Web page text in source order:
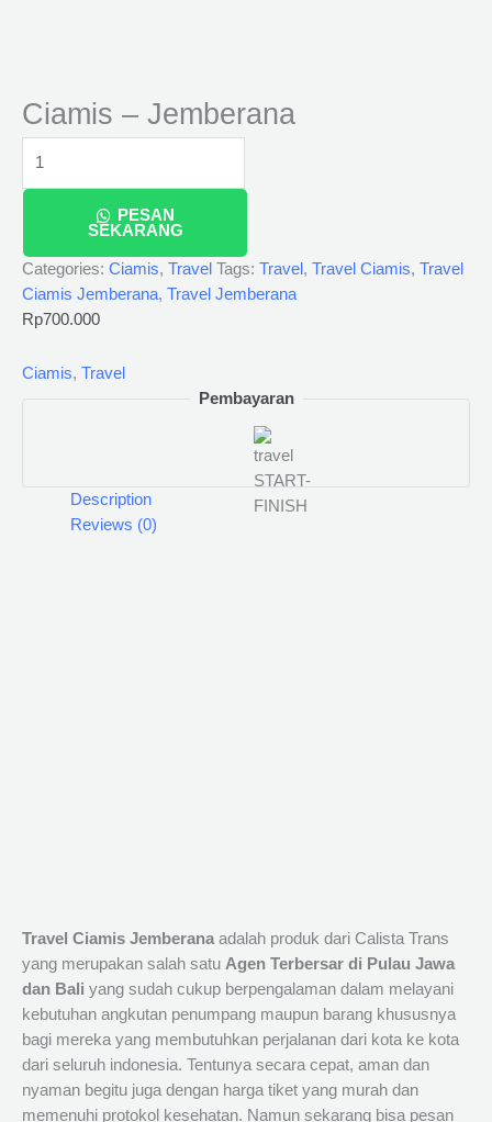
Ciamis – Jemberana
PESAN
SEKARANG
Categories: Ciamis, Travel Tags: Travel , Travel Ciamis, Travel
Ciamis Jemberana, Travel Jemberana
Rp700.000
Ciamis, Travel
Pembayaran
Description
Reviews (0)
Travel Ciamis Jemberana adalah produk dari Calista Trans
yang merupakan salah satu Agen Terbersar di Pulau Jawa
dan Bali yang sudah cukup berpengalaman dalam melayani
kebutuhan angkutan penumpang maupun barang khususnya
bagi mereka yang membutuhkan perjalanan dari kota ke kota
dari seluruh indonesia. Tentunya secara cepat, aman dan
nyaman begitu juga dengan harga tiket yang murah dan
memenuhi protokol kesehatan. Namun sekarang bisa pesan